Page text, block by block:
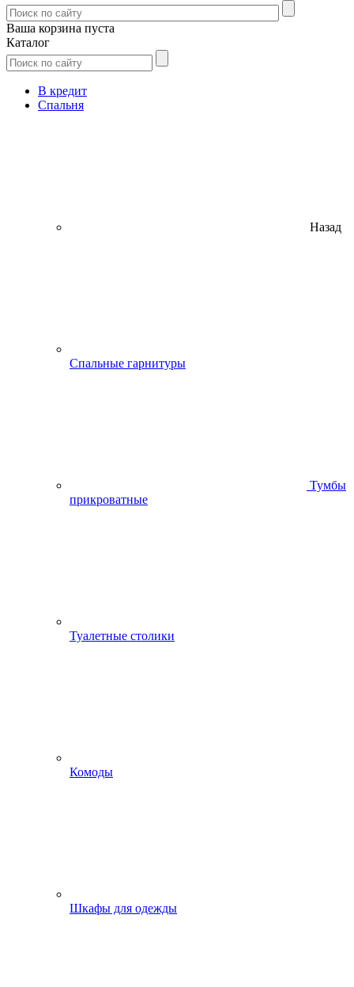
Ваша корзина пуста
Каталог
В кредит
Спальня
Назад
Спальные гарнитуры
Тумбы
прикроватные
Туалетные столики
Комоды
Шкафы для одежды